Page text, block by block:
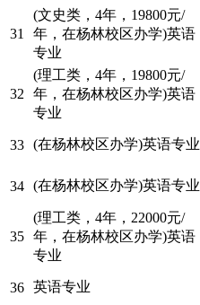
31
(文史类，4年，19800元/
年，在杨林校区办学)英语
专业
32
(理工类，4年，19800元/
年，在杨林校区办学)英语
专业
33 (在杨林校区办学)英语专业
34 (在杨林校区办学)英语专业
35
(理工类，4年，22000元/
年，在杨林校区办学)英语
专业
36 英语专业